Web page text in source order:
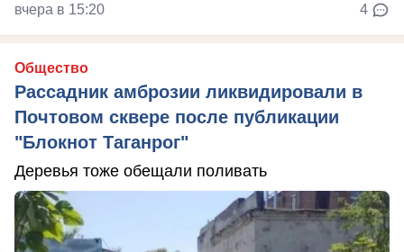
вчера в 15:20 4
Общество
Рассадник амброзии ликвидировали в
Почтовом сквере после публикации
"Блокнот Таганрог"
Деревья тоже обещали поливать